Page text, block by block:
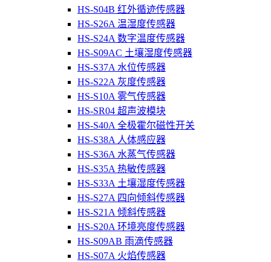
HS-S04B 红外循迹传感器
HS-S26A 温湿度传感器
HS-S24A 数字温度传感器
HS-S09AC 土壤湿度传感器
HS-S37A 水位传感器
HS-S22A 灰度传感器
HS-S10A 雾气传感器
HS-SR04 超声波模块
HS-S40A 全极霍尔磁性开关
HS-S38A 人体感应器
HS-S36A 水蒸气传感器
HS-S35A 热敏传感器
HS-S33A 土壤湿度传感器
HS-S27A 四向倾斜传感器
HS-S21A 倾斜传感器
HS-S20A 环境亮度传感器
HS-S09AB 雨滴传感器
HS-S07A 火焰传感器